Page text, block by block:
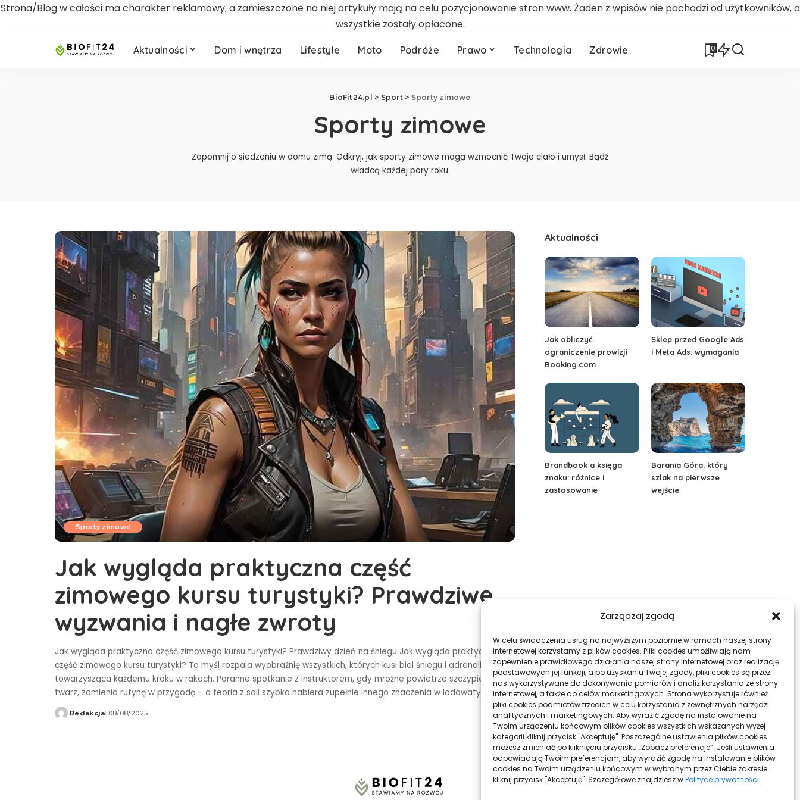
Zarządzaj zgodą
W celu świadczenia usług na najwyższym poziomie w ramach naszej strony
internetowej korzystamy z plików cookies. Pliki cookies umożliwiają nam
zapewnienie prawidłowego działania naszej strony internetowej oraz realizację
podstawowych jej funkcji, a po uzyskaniu Twojej zgody, pliki cookies są przez
nas wykorzystywane do dokonywania pomiarów i analiz korzystania ze strony
internetowej, a także do celów marketingowych. Strona wykorzystuje również
pliki cookies podmiotów trzecich w celu korzystania z zewnętrznych narzędzi
analitycznych i marketingowych. Aby wyrazić zgodę na instalowanie na
Twoim urządzeniu końcowym plików cookies wszystkich wskazanych wyżej
kategorii kliknij przycisk "Akceptuję". Poszczególne ustawienia plików cookies
możesz zmieniać po kliknięciu przycisku „Zobacz preferencje”. Jeśli ustawienia
odpowiadają Twoim preferencjom, aby wyrazić zgodę na instalowanie plików
cookies na Twoim urządzeniu końcowym w wybranym przez Ciebie zakresie
kliknij przycisk "Akceptuję". Szczegółowe znajdziesz wPolityce prywatności.
Strona/Blog w całości ma charakter reklamowy, a zamieszczone na niej artykuły mają na celu pozycjonowanie stron www. Żaden z wpisów nie pochodzi od użytkowników, a
wszystkie zostały opłacone.
Aktualności Dom i wnętrza Lifestyle Moto Podróże Prawo Technologia Zdrowie 0
BioFit24.pl > Sport> Sporty zimowe
Sporty zimowe
Zapomnij o siedzeniu w domu zimą. Odkryj, jak sporty zimowe mogą wzmocnić Twoje ciało i umysł. Bądź
władcą każdej pory roku.
Sporty zimowe
Jak wygląda praktyczna część
zimowego kursu turystyki? Prawdziwe
wyzwania i nagłe zwroty
Jak wygląda praktyczna część zimowego kursu turystyki? Prawdziwy dzień na śniegu Jak wygląda praktyczna
część zimowego kursu turystyki? Ta myśl rozpala wyobraźnię wszystkich, których kusi biel śniegu i adrenalina
towarzysząca każdemu kroku w rakach. Poranne spotkanie z instruktorem, gdy mroźne powietrze szczypie w
twarz, zamienia rutynę w przygodę – a teoria z sali szybko nabiera zupełnie innego znaczenia w lodowatym
...
Wysłany
Redakcja 08/08/2025
Aktualności
Jak obliczyć
ograniczenie prowizji
Booking.com
Sklep przed Google Ads
i Meta Ads: wymagania
Brandbook a księga
znaku: różnice i
zastosowanie
Barania Góra: który
szlak na pierwsze
wejście